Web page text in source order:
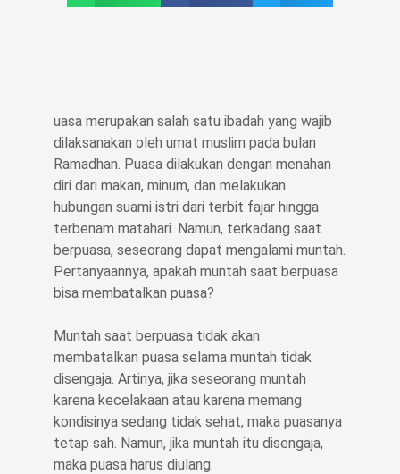
uasa merupakan salah satu ibadah yang wajib
dilaksanakan oleh umat muslim pada bulan
Ramadhan. Puasa dilakukan dengan menahan
diri dari makan, minum, dan melakukan
hubungan suami istri dari terbit fajar hingga
terbenam matahari. Namun, terkadang saat
berpuasa, seseorang dapat mengalami muntah.
Pertanyaannya, apakah muntah saat berpuasa
bisa membatalkan puasa?
Muntah saat berpuasa tidak akan
membatalkan puasa selama muntah tidak
disengaja. Artinya, jika seseorang muntah
karena kecelakaan atau karena memang
kondisinya sedang tidak sehat, maka puasanya
tetap sah. Namun, jika muntah itu disengaja,
maka puasa harus diulang.